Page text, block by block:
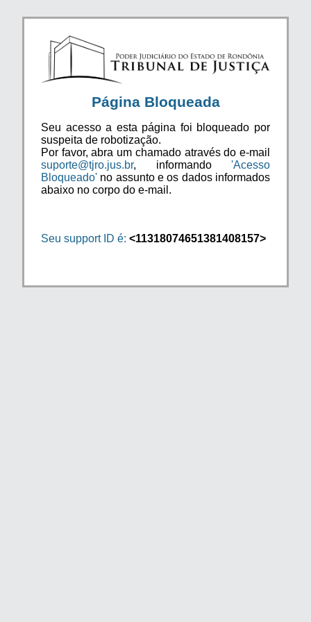
Página Bloqueada
Seu acesso a esta página foi bloqueado por
suspeita de robotização.
Por favor, abra um chamado através do e-mail
suporte@tjro.jus.br, informando 'Acesso
Bloqueado' no assunto e os dados informados
abaixo no corpo do e-mail.
Seu support ID é: <11318074651381408157>